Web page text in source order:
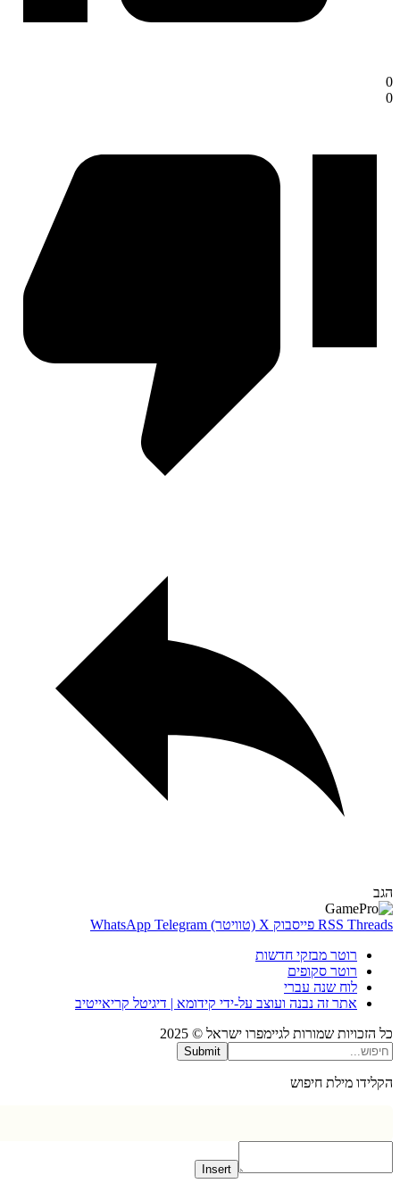
RSS פייסבוק X (טוויטר) WhatsApp Telegram
רוטר מבזקי חדשות
רוטר סקופים
לוח שנה עברי
אתר זה נבנה ועוצב על-ידי קידומא | דיגיטל קריאייטיב
שמורות לגיימפרו ישראל © 2025
Submit
מילת חיפוש
Insert